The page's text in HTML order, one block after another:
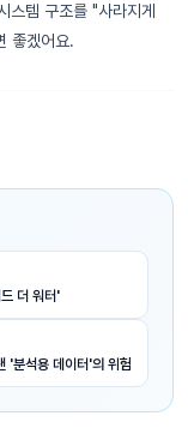
스템 구조를 "사라지게
좋겠어요.
더 워터'
'분석용 데이터'의 위험